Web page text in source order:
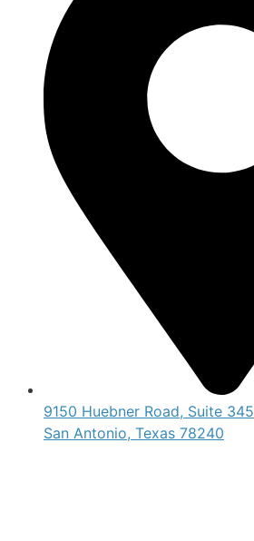
9150 Huebner Road, Suite 345
San Antonio, Texas 78240